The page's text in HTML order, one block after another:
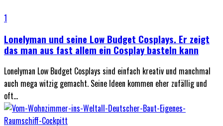
1
Lonelyman und seine Low Budget Cosplays. Er zeigt
das man aus fast allem ein Cosplay basteln kann
Lonelyman Low Budget Cosplays sind einfach kreativ und manchmal
auch mega witzig gemacht. Seine Ideen kommen eher zufällig und
oft...